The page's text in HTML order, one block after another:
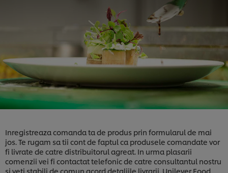
Inregistreaza comanda ta de produs prin formularul de mai
jos. Te rugam sa tii cont de faptul ca produsele comandate vor
fi livrate de catre distribuitorul agreat. In urma plasarii
comenzii vei fi contactat telefonic de catre consultantul nostru
si veti stabili de comun acord detaliile livrarii. Unilever Food